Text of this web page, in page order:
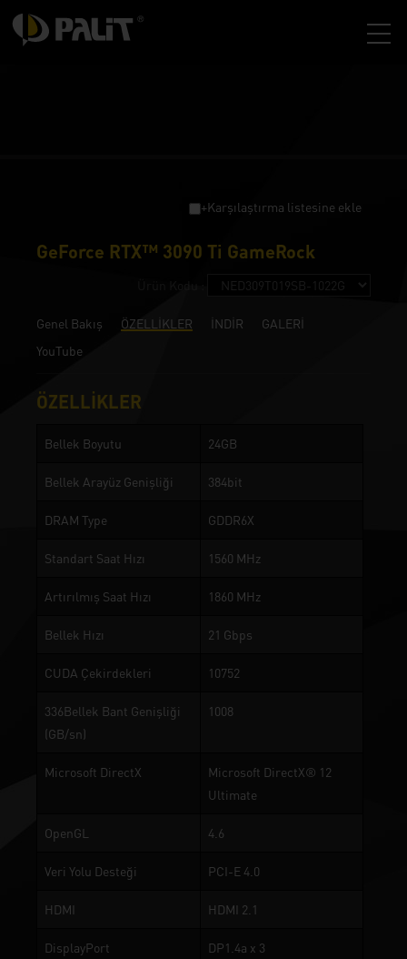
+Karşılaştırma listesine ekle
GeForce RTX™ 3090 Ti GameRock
Genel Bakış ÖZELLİKLER İNDİR
GALERİ
YouTube
ÖZELLİKLER
Bellek Boyutu 24GB
Bellek Arayüz Genişliği 384bit
DRAM Type GDDR6X
Standart Saat Hızı 1560 MHz
Artırılmış Saat Hızı 1860 MHz
Bellek Hızı 21 Gbps
CUDA Çekirdekleri 10752
336Bellek Bant Genişliği
(GB/sn)
1008
Microsoft DirectX
Microsoft DirectX® 12
Ultimate
OpenGL 4.6
Veri Yolu Desteği PCI-E 4.0
HDMI HDMI 2.1
DisplayPort DP1.4a x 3